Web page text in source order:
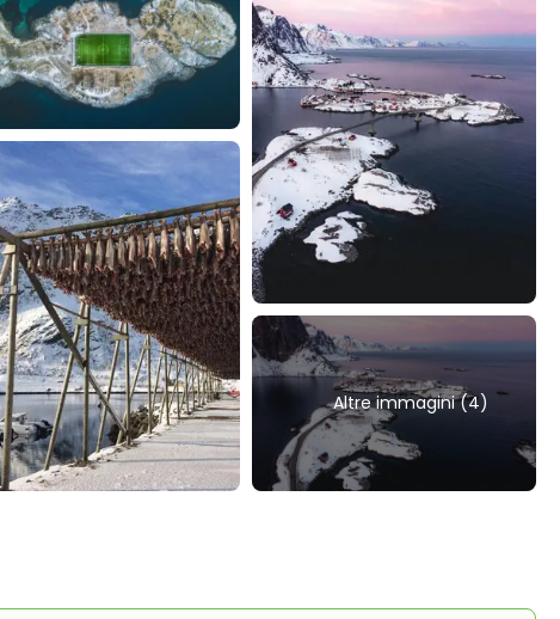
Altre immagini (4)